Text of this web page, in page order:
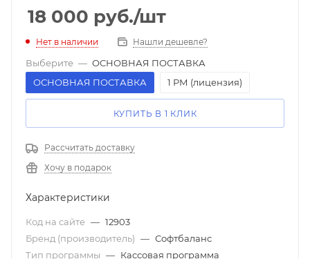
18 000 руб./шт
Нет в наличии Нашли дешевле?
Выберите — ОСНОВНАЯ ПОСТАВКА
ОСНОВНАЯ ПОСТАВКА
1 РМ (лицензия)
КУПИТЬ В 1 КЛИК
Рассчитать доставку
Хочу в подарок
Характеристики
Код на сайте — 12903
Бренд (производитель) — Софтбаланс
Тип программы — Кассовая программа